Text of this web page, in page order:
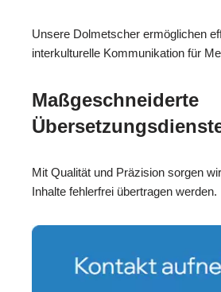
Unsere Dolmetscher ermöglichen
interkulturelle Kommunikation für
Maßgeschneiderte
Mit Qualität und Präzision sorgen
Inhalte fehlerfrei übertragen werden.